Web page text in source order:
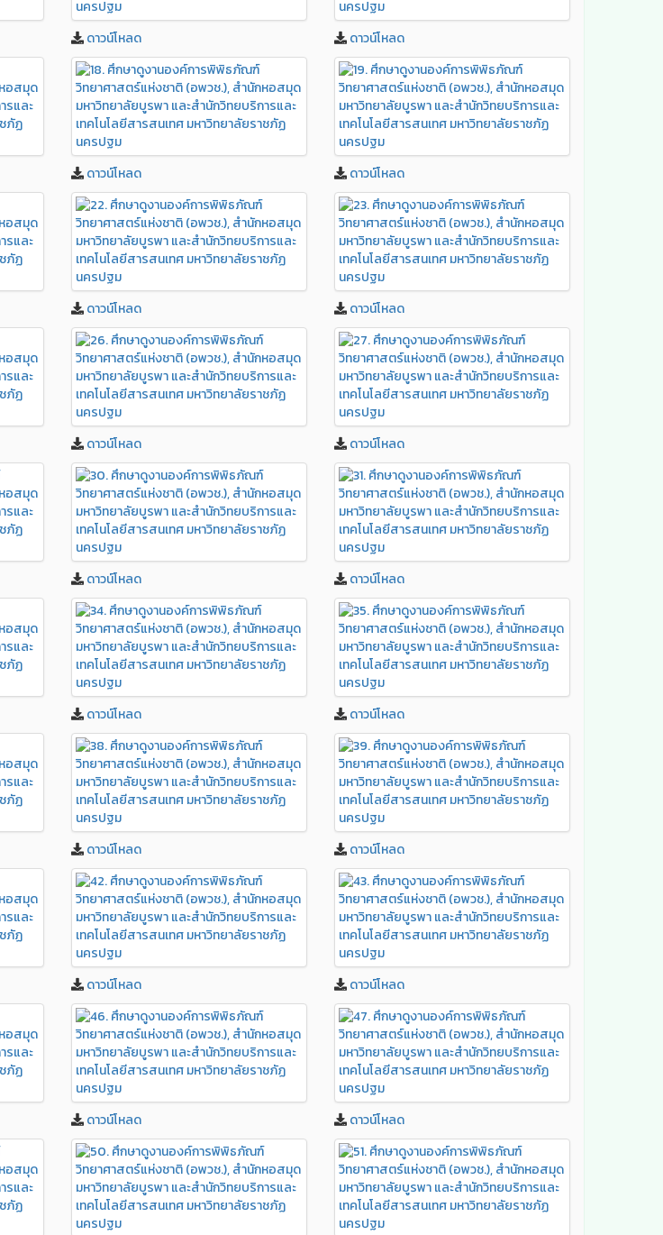
ดาวน์โหลด ดาวน์โหลด
ดาวน์โหลด ดาวน์โหลด
ดาวน์โหลด ดาวน์โหลด
ดาวน์โหลด ดาวน์โหลด
ดาวน์โหลด ดาวน์โหลด
ดาวน์โหลด ดาวน์โหลด
ดาวน์โหลด ดาวน์โหลด
ดาวน์โหลด ดาวน์โหลด
ดาวน์โหลด ดาวน์โหลด